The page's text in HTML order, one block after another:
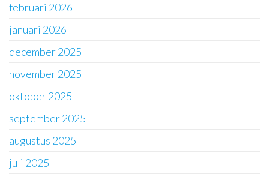
februari 2026
januari 2026
december 2025
november 2025
oktober 2025
september 2025
augustus 2025
juli 2025